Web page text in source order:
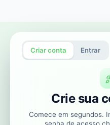
Criar conta Entrar
Crie sua
Comece em segundos.